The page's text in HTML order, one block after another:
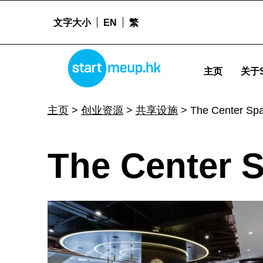
The Center Space -
STARTMEUPHK
主页 关于
文字大小 EN 繁
主页> 创业资源> 共享设施> The Center
T
h
e
The Center